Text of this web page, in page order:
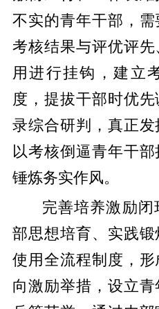
不实的青年干部，
考核结果与评优评
用进行挂钩，建立
度，提拔干部时优
录综合研判，真正发
以考核倒逼青年干部
锤炼务实作风。
完善培养激励
部思想培育、实践
使用全流程制度，
向激励举措，设立